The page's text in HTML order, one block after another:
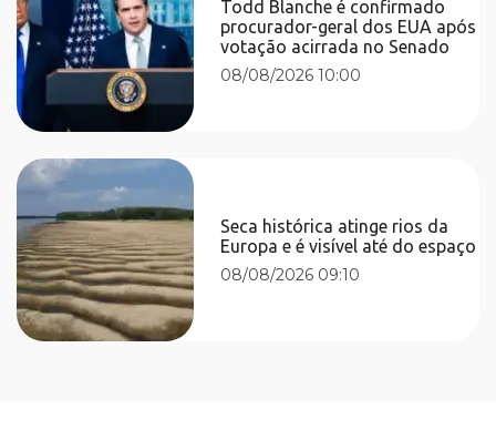
Todd Blanche é confirmado
procurador-geral dos EUA após
votação acirrada no Senado
08/08/2026 10:00
Seca histórica atinge rios da
Europa e é visível até do espaço
08/08/2026 09:10